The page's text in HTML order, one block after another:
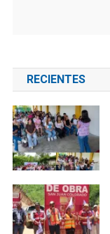
RECIENTES